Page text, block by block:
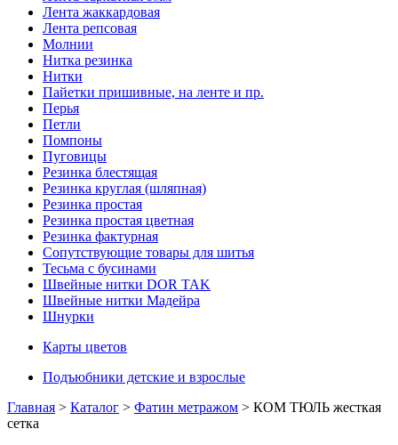
Лента жаккардовая
Лента репсовая
Молнии
Нитка резинка
Нитки
Пайетки пришивные, на ленте и пр.
Перья
Петли
Помпоны
Пуговицы
Резинка блестящая
Резинка круглая (шляпная)
Резинка простая
Резинка простая цветная
Резинка фактурная
Сопутствующие товары для шитья
Тесьма с бусинами
Швейные нитки DOR TAK
Швейные нитки Мадейра
Шнурки
Карты цветов
Подъюбники детские и взрослые
Главная > Каталог > Фатин метражом > КОМ ТЮЛЬ жесткая
сетка